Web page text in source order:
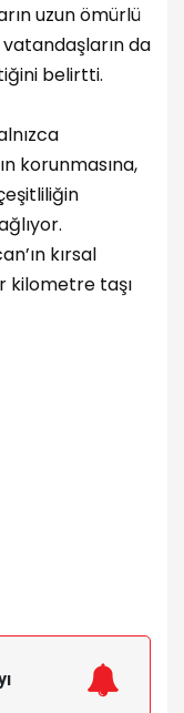
uzun ömürlü
da
belirtti.
korunmasına,
kırsal
kilometre taşı